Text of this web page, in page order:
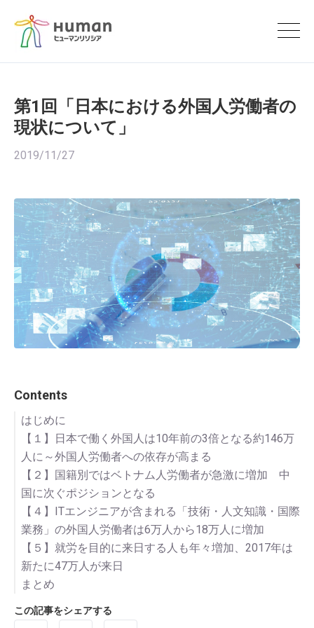
第1回「日本における外国人労働者の
現状について」
2019/11/27
Contents
はじめに
【１】日本で働く外国人は10年前の3倍となる約146万
人に～外国人労働者への依存が高まる
【２】国籍別ではベトナム人労働者が急激に増加 中
国に次ぐポジションとなる
【３】「卸売・小売業」「飲食店・宿泊業」で働く外
国人の比率が高まる
【４】ITエンジニアが含まれる「技術・人文知識・国際
業務」の外国人労働者は6万人から18万人に増加
【５】就労を目的に来日する人も年々増加、2017年は
新たに47万人が来日
まとめ
この記事をシェアする